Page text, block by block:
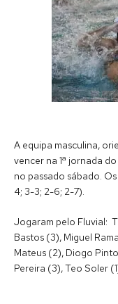
A equipa masculina,
vencer na 1ª jornada
no passado sábado.
4; 3-3; 2-6; 2-7).
Jogaram pelo Fluvial:
Bastos (3), Miguel
Mateus (2), Diogo
Pereira (3), Teo Soler